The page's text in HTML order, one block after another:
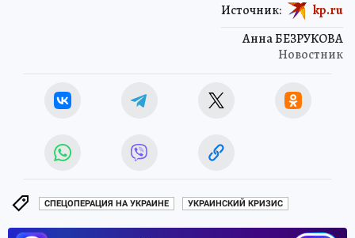
Анна БЕЗРУКОВА
Новостник
Источник: kp.ru
СПЕЦОПЕРАЦИЯ НА УКРАИНЕ УКРАИНСКИЙ КРИЗИС